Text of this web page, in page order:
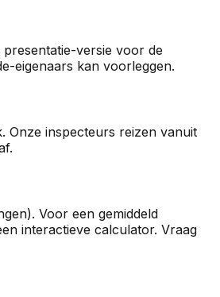
versie voor de
eigenaars kan voorleggen.
Onze inspecteurs reizen vanuit
Voor een gemiddeld
interactieve calculator. Vraag